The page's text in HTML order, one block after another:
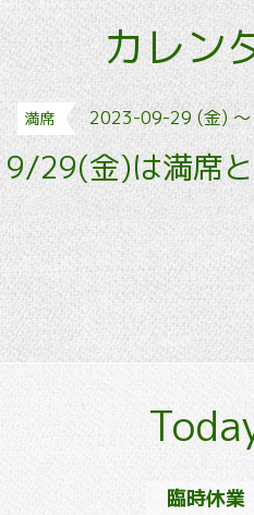
カレン
満席 2023-09-29 (金)
9/29(金)は満席
臨時休業